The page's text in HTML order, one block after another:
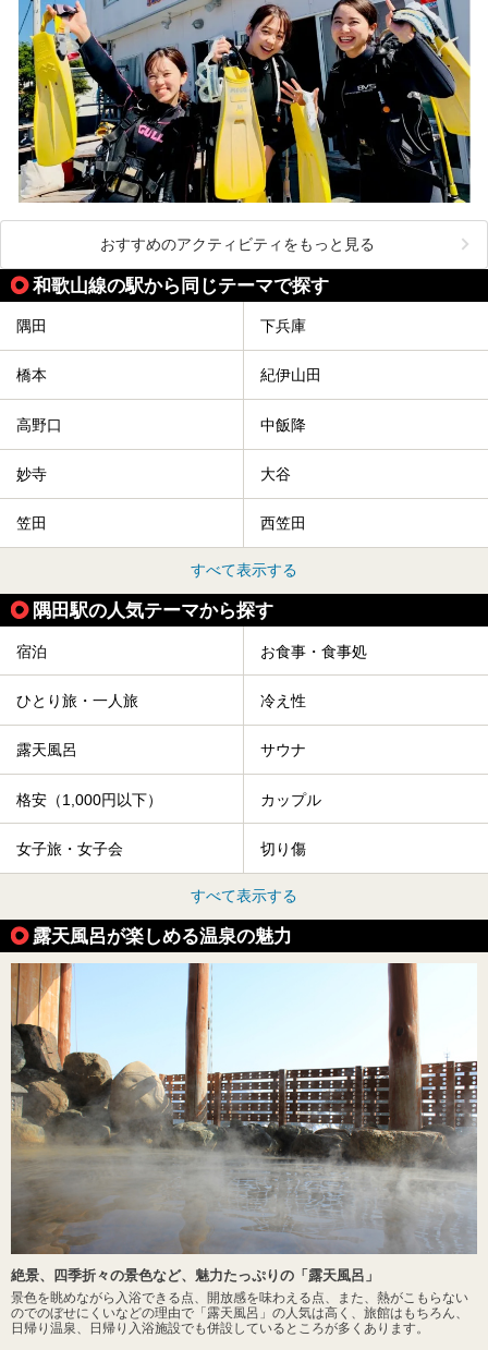
おすすめのアクティビティをもっと見る
和歌山線の駅から同じテーマで探す
隅田 下兵庫
橋本 紀伊山田
高野口 中飯降
妙寺 大谷
笠田 西笠田
すべて表示する
隅田駅の人気テーマから探す
宿泊 お食事・食事処
ひとり旅・一人旅 冷え性
露天風呂 サウナ
格安（1,000円以下） カップル
女子旅・女子会 切り傷
すべて表示する
露天風呂が楽しめる温泉の魅力
絶景、四季折々の景色など、魅力たっぷりの「露天風呂」
景色を眺めながら入浴できる点、開放感を味わえる点、また、熱がこもらない
のでのぼせにくいなどの理由で「露天風呂」の人気は高く、旅館はもちろん、
日帰り温泉、日帰り入浴施設でも併設しているところが多くあります。